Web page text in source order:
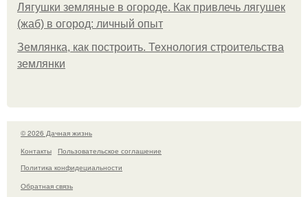
Лягушки земляные в огороде. Как привлечь лягушек
(жаб) в огород: личный опыт
Землянка, как построить. Технология строительства
землянки
© 2026 Дачная жизнь
Контакты
Пользовательское соглашение
Политика конфидециальности
Обратная связь